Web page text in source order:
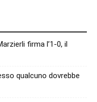
firma l’1-0, il
qualcuno dovrebbe